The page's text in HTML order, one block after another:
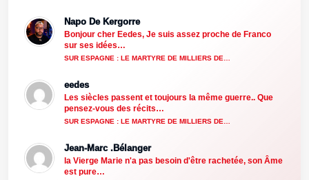
Napo De Kergorre
Bonjour cher Eedes, Je suis assez proche de Franco
sur ses idées…
SUR ESPAGNE : LE MARTYRE DE MILLIERS DE…
eedes
Les siècles passent et toujours la même guerre.. Que
pensez-vous des récits…
SUR ESPAGNE : LE MARTYRE DE MILLIERS DE…
Jean-Marc .Bélanger
la Vierge Marie n'a pas besoin d'être rachetée, son Âme
est pure…